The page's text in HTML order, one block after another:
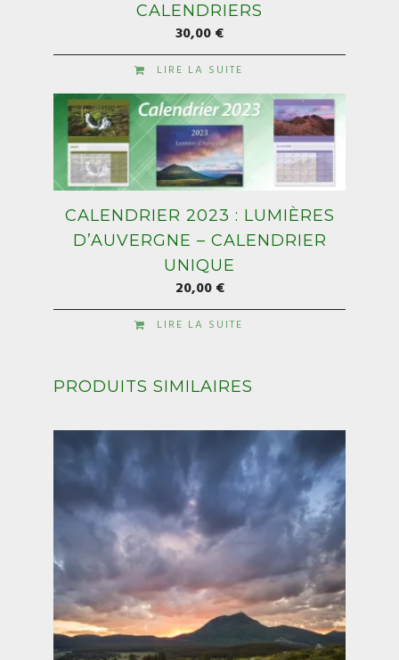
CALENDRIERS
30,00€
LIRE LA SUITE
CALENDRIER 2023 : LUMIÈRES
D’AUVERGNE – CALENDRIER
UNIQUE
20,00€
LIRE LA SUITE
PRODUITS SIMILAIRES